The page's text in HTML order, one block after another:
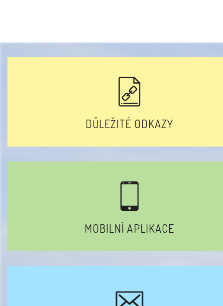
DŮLEŽITÉ ODKAZY
MOBILNÍ APLIKACE